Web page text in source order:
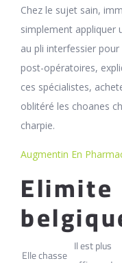
Chez le sujet sain,
simplement appliquer
au pli interfessier
post-opératoires,
ces spécialistes,
oblitéré les choanes
charpie.
Augmentin En
Elle chasse
Il est plus